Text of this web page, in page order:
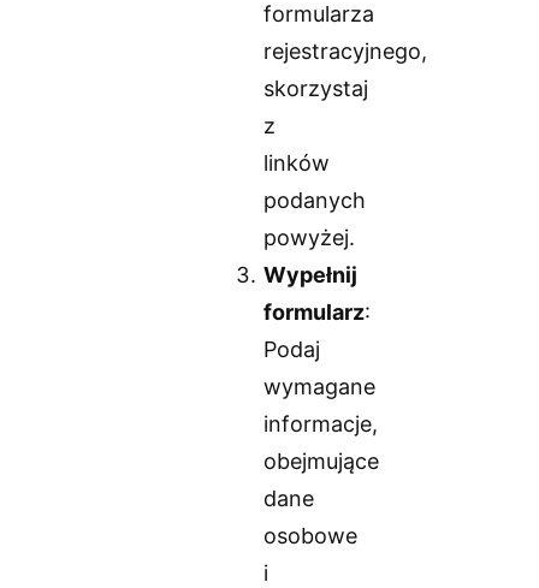
formularza
rejestracyjnego,
skorzystaj
z
linków
podanych
powyżej.
Wypełnij
formularz:
Podaj
wymagane
informacje,
obejmujące
dane
osobowe
i